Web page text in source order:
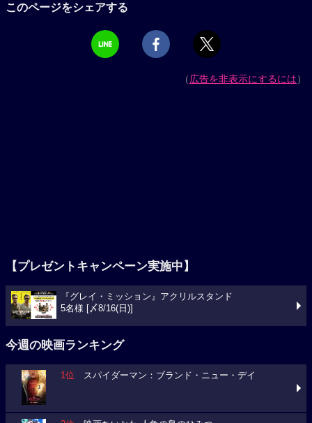
このページをシェアする
（広告を非表示にするには）
【プレゼントキャンペーン実施中】
『グレイ・ミッション』アクリルスタンド
5名様 [〆8/16(日)]
今週の映画ランキング
1位 スパイダーマン：ブランド・ニュー・デイ